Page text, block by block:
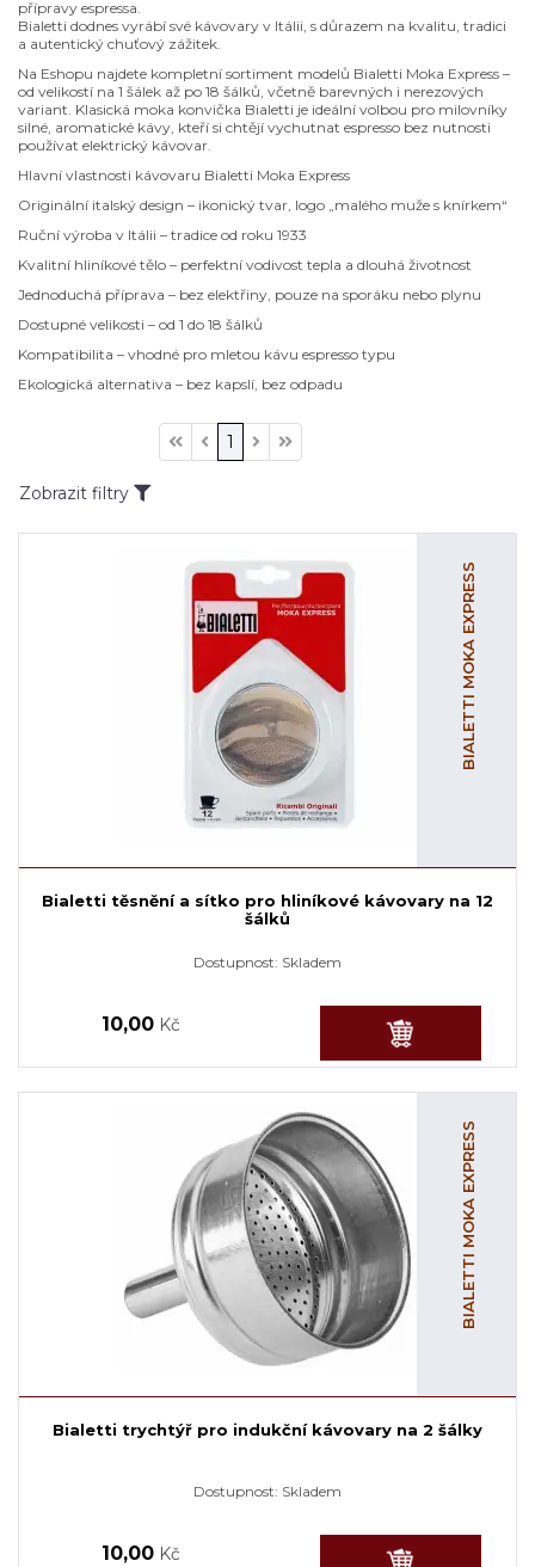
přípravy espressa.
Bialetti dodnes vyrábí své kávovary v Itálii, s důrazem na kvalitu, tradici
a autentický chuťový zážitek.
Na Eshopu najdete kompletní sortiment modelů Bialetti Moka Express –
od velikostí na 1 šálek až po 18 šálků, včetně barevných i nerezových
variant. Klasická moka konvička Bialetti je ideální volbou pro milovníky
silné, aromatické kávy, kteří si chtějí vychutnat espresso bez nutnosti
používat elektrický kávovar.
Hlavní vlastnosti kávovaru Bialetti Moka Express
Originální italský design – ikonický tvar, logo „malého muže s knírkem“
Ruční výroba v Itálii – tradice od roku 1933
Kvalitní hliníkové tělo – perfektní vodivost tepla a dlouhá životnost
Jednoduchá příprava – bez elektřiny, pouze na sporáku nebo plynu
Dostupné velikosti – od 1 do 18 šálků
Kompatibilita – vhodné pro mletou kávu espresso typu
Ekologická alternativa – bez kapslí, bez odpadu
1
Zobrazit filtry
BIALETTI MOKA EXPRESS
Bialetti těsnění a sítko pro hliníkové kávovary na 12
šálků
Dostupnost: Skladem
10,00 Kč
BIALETTI MOKA EXPRESS
Bialetti trychtýř pro indukční kávovary na 2 šálky
Dostupnost: Skladem
10,00 Kč